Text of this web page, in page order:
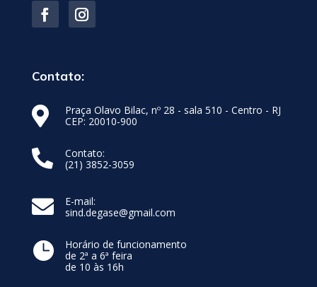
Contato:

Praça Olavo Bilac, nº 28 - sala 510 - Centro - RJ
CEP: 20010-900

Contato:
(21) 3852-3059

E-mail:
sind.degase@gmail.com

Horário de funcionamento
de 2ª a 6ª feira
de 10 às 16h